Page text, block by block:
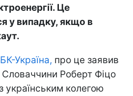
Це
у випадку, якщо в
Україна, про це заявив
Роберт Фіцо
українським колегою